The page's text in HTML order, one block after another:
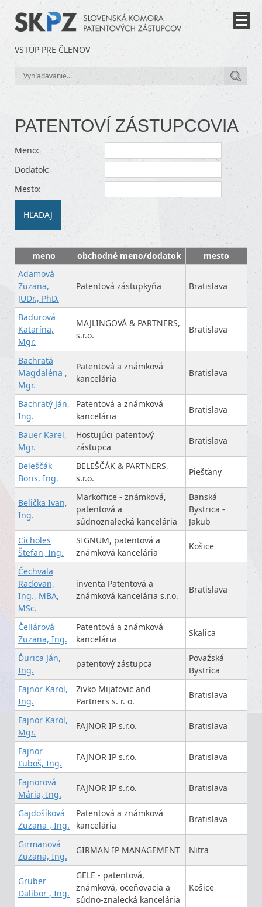
VSTUP PRE ČLENOV
PATENTOVÍ ZÁSTUPCOVIA
Meno:
Dodatok:
Mesto:
meno obchodné meno/dodatok
mesto
Adamová
Zuzana,
JUDr., PhD.
Patentová zástupkyňa Bratislava
Baďurová
Katarína,
Mgr.
MAJLINGOVÁ & PARTNERS,
s.r.o.
Bratislava
Bachratá
Magdaléna ,
Mgr.
Patentová a známková
kancelária
Bratislava
Bachratý Ján,
Ing.
Patentová a známková
kancelária
Bratislava
Bauer Karel,
Mgr.
Hosťujúci patentový
zástupca
Bratislava
Beleščák
Boris, Ing.
BELEŠČÁK & PARTNERS,
s.r.o.
Piešťany
Belička Ivan,
Ing.
Markoffice - známková,
patentová a
súdnoznalecká kancelária
Banská
Bystrica -
Jakub
Cicholes
Štefan, Ing.
SIGNUM, patentová a
známková kancelária
Košice
Čechvala
Radovan,
Ing., MBA,
MSc.
inventa Patentová a
známková kancelária s.r.o.
Bratislava
Čellárová
Zuzana, Ing.
Patentová a známková
kancelária
Skalica
Ďurica Ján,
Ing.
patentový zástupca
Považská
Bystrica
Fajnor Karol,
Ing.
Zivko Mijatovic and
Partners s. r. o.
Bratislava
Fajnor Karol,
Mgr.
FAJNOR IP s.r.o. Bratislava
Fajnor
Ľuboš, Ing.
FAJNOR IP s.r.o. Bratislava
Fajnorová
Mária, Ing.
FAJNOR IP s.r.o. Bratislava
Gajdošíková
Zuzana , Ing.
Patentová a známková
kancelária
Bratislava
Girmanová
Zuzana, Ing.
GIRMAN IP MANAGEMENT Nitra
Gruber
Dalibor , Ing.
GELE - patentová,
známková, oceňovacia a
súdno-znalecká kancelária
Košice